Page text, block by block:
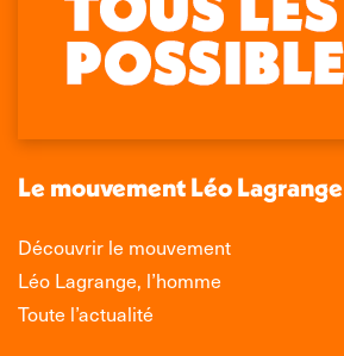
Facebook
s'ouvre
une
fenêtre
page
X
s'ouvre
une
fenêtre
page
LinkedIn
s'ouvre
une
fenêtre
page
Instagram
s'ouvre
une
nouvelle
fenêtre
Le mouvement Léo Lagrange
Découvrir le mouvement
Léo Lagrange, l’homme
Toute l’actualité